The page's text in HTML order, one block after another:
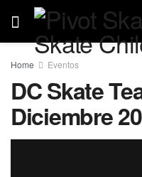
Home Eventos
DC Skate
Diciembre